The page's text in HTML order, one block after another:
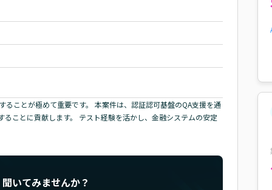
ことが極めて重要です。 本案件は、認証認可基盤のQA支援を通
ことに貢献します。 テスト経験を活かし、金融システムの安定
いてみませんか？